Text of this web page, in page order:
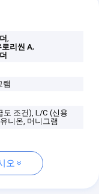
,
리씬 A,
램
도 조건), L/C (신용
니온, 머니그램
오